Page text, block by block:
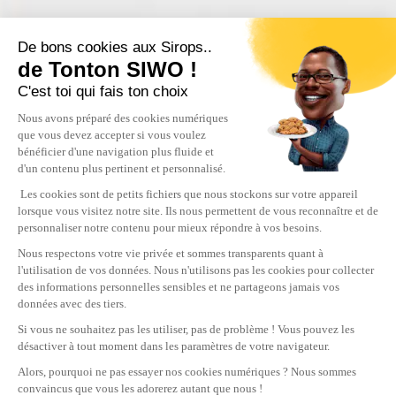
De bons cookies aux Sirops..
de Tonton SIWO !
C'est toi qui fais ton choix
Nous avons préparé des cookies numériques
que vous devez accepter si vous voulez
bénéficier d'une navigation plus fluide et
d'un contenu plus pertinent et personnalisé.
Les cookies sont de petits fichiers que nous stockons sur votre appareil
lorsque vous visitez notre site. Ils nous permettent de vous reconnaître et de
personnaliser notre contenu pour mieux répondre à vos besoins.
Nous respectons votre vie privée et sommes transparents quant à
l'utilisation de vos données. Nous n'utilisons pas les cookies pour collecter
des informations personnelles sensibles et ne partageons jamais vos
données avec des tiers.
Si vous ne souhaitez pas les utiliser, pas de problème ! Vous pouvez les
désactiver à tout moment dans les paramètres de votre navigateur.
Alors, pourquoi ne pas essayer nos cookies numériques ? Nous sommes
convaincus que vous les adorerez autant que nous !